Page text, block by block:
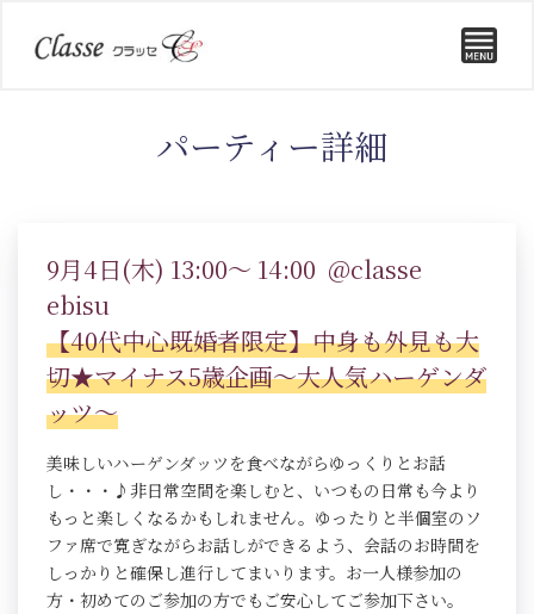
パーティー詳細
9月4日(木) 13:00～ 14:00 @classe
ebisu
【40代中心既婚者限定】中身も外見も大
切★マイナス5歳企画～大人気ハーゲンダ
ッツ～
美味しいハーゲンダッツを食べながらゆっくりとお話
し・・・♪非日常空間を楽しむと、いつもの日常も今より
もっと楽しくなるかもしれません。ゆったりと半個室のソ
ファ席で寛ぎながらお話しができるよう、会話のお時間を
しっかりと確保し進行してまいります。お一人様参加の
方・初めてのご参加の方でもご安心してご参加下さい。